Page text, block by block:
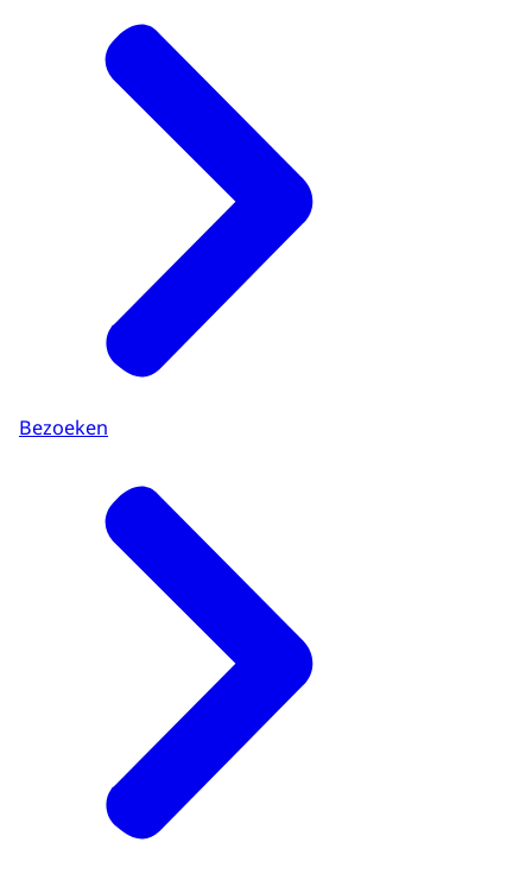
Bezoeken